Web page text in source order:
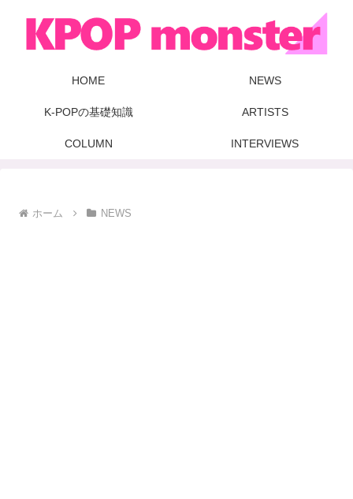
HOME NEWS
K-POPの基礎知識 ARTISTS
COLUMN INTERVIEWS
ホーム NEWS